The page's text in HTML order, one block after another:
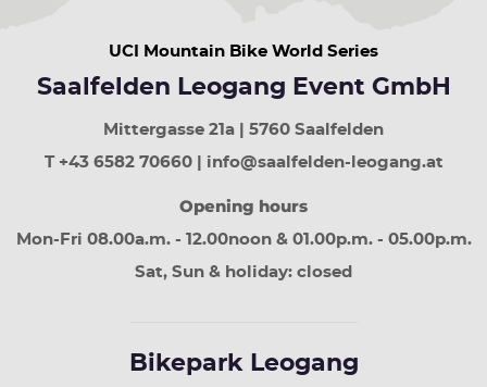
UCI Mountain Bike World Series
Saalfelden Leogang Event GmbH
Mittergasse 21a | 5760 Saalfelden
T +43 6582 70660 | info@saalfelden-leogang.at
Opening hours
Mon-Fri 08.00a.m. - 12.00noon & 01.00p.m. - 05.00p.m.
Sat, Sun & holiday: closed
Bikepark Leogang